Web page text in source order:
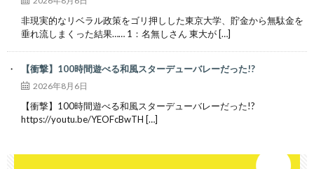
非現実的なリベラル政策をゴリ押しした東京大学、貯金から無駄金を
垂れ流しまくった結果…… 1：名無しさん 東大が […]
【衝撃】100時間遊べる和風スターデューバレーだった!?
2026年8月6日
【衝撃】100時間遊べる和風スターデューバレーだった!?
https://youtu.be/YEOFcBwTH […]